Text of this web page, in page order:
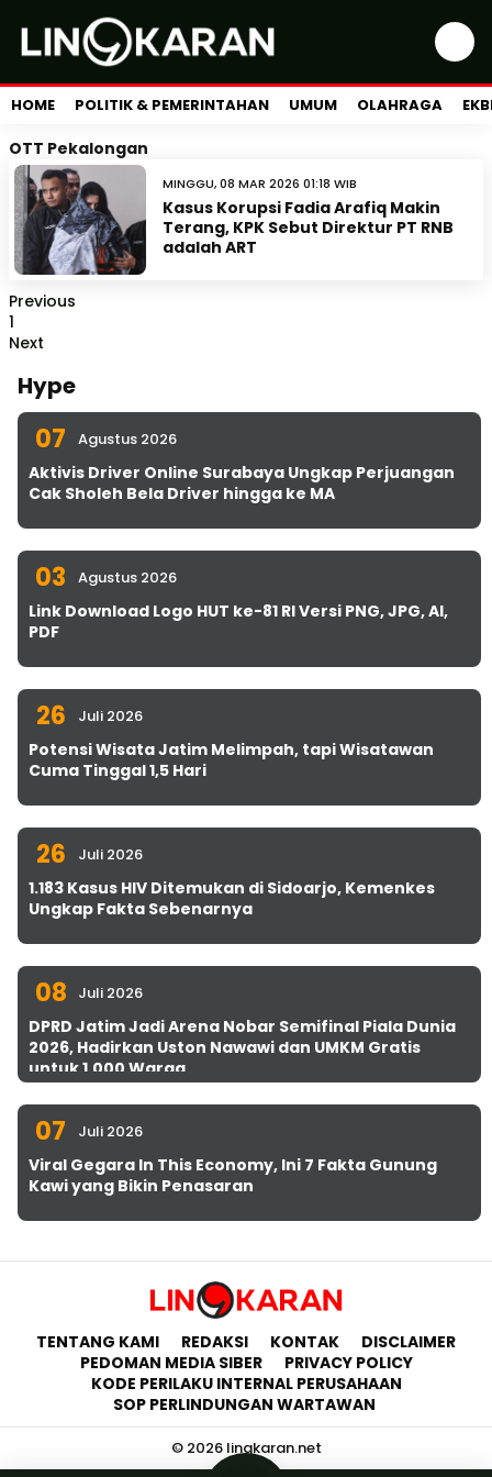
HOME POLITIK & PEMERINTAHAN UMUM OLAHRAGA
OTT Pekalongan
MINGGU, 08 MAR 2026 01:18 WIB
Kasus Korupsi Fadia Arafiq Makin
Terang, KPK Sebut Direktur PT RNB
adalah ART
Previous
1
Next
Hype
07 Agustus 2026
Aktivis Driver Online Surabaya Ungkap Perjuangan
Cak Sholeh Bela Driver hingga ke MA
03 Agustus 2026
Link Download Logo HUT ke-81 RI Versi PNG, JPG, AI,
PDF
26 Juli 2026
Potensi Wisata Jatim Melimpah, tapi Wisatawan
Cuma Tinggal 1,5 Hari
26 Juli 2026
1.183 Kasus HIV Ditemukan di Sidoarjo, Kemenkes
Ungkap Fakta Sebenarnya
08 Juli 2026
DPRD Jatim Jadi Arena Nobar Semifinal Piala Dunia
2026, Hadirkan Uston Nawawi dan UMKM Gratis
untuk 1.000 Warga
07 Juli 2026
Viral Gegara In This Economy, Ini 7 Fakta Gunung
Kawi yang Bikin Penasaran
TENTANG KAMI REDAKSI KONTAK
DISCLAIMER
PEDOMAN MEDIA SIBER
PRIVACY POLICY
KODE PERILAKU INTERNAL PERUSAHAAN
SOP PERLINDUNGAN WARTAWAN
© 2026 lingkaran.net